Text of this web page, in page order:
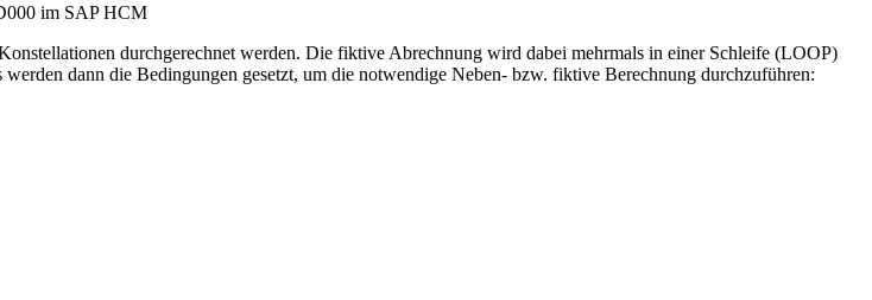
im SAP HCM
durchgerechnet werden. Die fiktive Abrechnung wird dabei mehrmals in einer Schleife (LOOP)
dann die Bedingungen gesetzt, um die notwendige Neben- bzw. fiktive Berechnung durchzuführen: